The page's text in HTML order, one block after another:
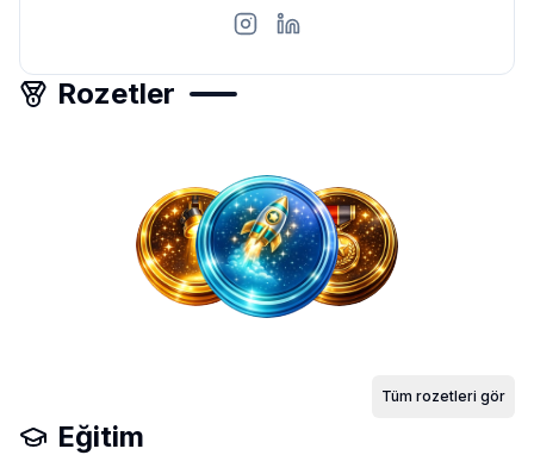
Rozetler
Tüm rozetleri gör
Eğitim